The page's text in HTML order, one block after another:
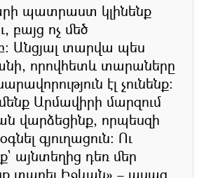
պատրաստ կլինենք
բայց ոչ մեծ
Անցյալ տարվա պես
անի, որովհետև տարաները
էլ չունենք։
Արմավիրի մարզում
վարձեցինք, որպեսզի
գյուղացուն։ Ու
այնտեղից դեռ մեր
տարել Իջևան» – ասաց